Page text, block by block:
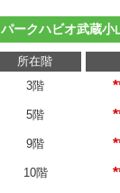
パークハビオ武蔵小
所在階
3階
5階
9階
10階